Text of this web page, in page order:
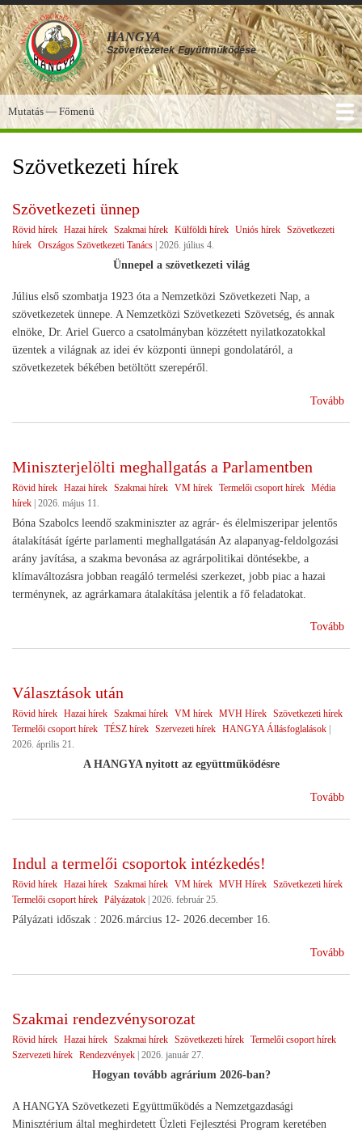
Ugrás
a
tartalomra
HANGYA
Szövetkezetek Együttműködése
Főmenü
Mutatás — Főmenü
Szövetkezeti hírek
Szövetkezeti ünnep
Rövid hírek Hazai hírek Szakmai hírek Külföldi hírek Uniós hírek Szövetkezeti
hírek Országos Szövetkezeti Tanács 2026. július 4.
Ünnepel a szövetkezeti világ
Július első szombatja 1923 óta a Nemzetközi Szövetkezeti Nap, a
szövetkezetek ünnepe. A Nemzetközi Szövetkezeti Szövetség, és annak
elnöke, Dr. Ariel Guerco a csatolmányban közzétett nyilatkozatokkal
üzentek a világnak az idei év központi ünnepi gondolatáról, a
szövetkezetek békében betöltött szerepéről.
Tovább
Miniszterjelölti meghallgatás a Parlamentben
Rövid hírek Hazai hírek Szakmai hírek VM hírek Termelői csoport hírek Média
hírek | 2026. május 11.
Bóna Szabolcs leendő szakminiszter az agrár- és élelmiszeripar jelentős
átalakítását ígérte parlamenti meghallgatásán Az alapanyag-feldolgozási
arány javítása, a szakma bevonása az agrárpolitikai döntésekbe, a
klímaváltozásra jobban reagáló termelési szerkezet, jobb piac a hazai
terménynek, az agrárkamara átalakítása jelentik a fő feladatokat.
Tovább
Választások után
Rövid hírek Hazai hírek Szakmai hírek VM hírek MVH Hírek Szövetkezeti hírek
Termelői csoport hírek TÉSZ hírek Szervezeti hírek HANGYA Állásfoglalások
2026. április 21.
A HANGYA nyitott az együttműködésre
Tovább
Indul a termelői csoportok intézkedés!
Rövid hírek Hazai hírek Szakmai hírek VM hírek MVH Hírek Szövetkezeti hírek
Termelői csoport hírek Pályázatok 2026. február 25.
Pályázati időszak : 2026.március 12- 2026.december 16.
Tovább
Szakmai rendezvénysorozat
Rövid hírek Hazai hírek Szakmai hírek Szövetkezeti hírek Termelői csoport hírek
Szervezeti hírek Rendezvények 2026. január 27.
Hogyan tovább agrárium 2026-ban?
A HANGYA Szövetkezeti Együttműködés a Nemzetgazdasági
Minisztérium által meghirdetett Üzleti Fejlesztési Program keretében